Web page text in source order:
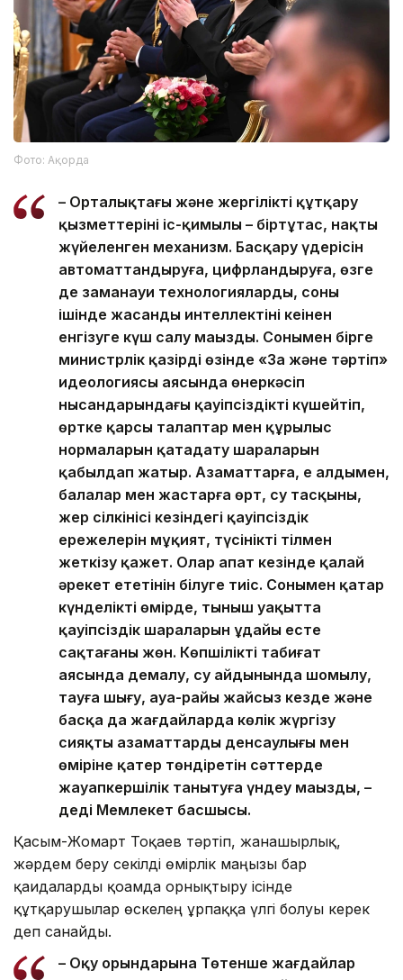
Фото: Ақорда
– Орталықтағы және жергілікті құтқару
қызметтерінің іс-қимылы – біртұтас, нақты
жүйеленген механизм. Басқару үдерісін
автоматтандыруға, цифрландыруға, өзге
де заманауи технологияларды, соның
ішінде жасанды интеллектіні кеңінен
енгізуге күш салу маңызды. Сонымен бірге
министрлік қазірдің өзінде «Заң және тәртіп»
идеологиясы аясында өнеркәсіп
нысандарындағы қауіпсіздікті күшейтіп,
өртке қарсы талаптар мен құрылыс
нормаларын қатаңдату шараларын
қабылдап жатыр. Азаматтарға, ең алдымен,
балалар мен жастарға өрт, су тасқыны,
жер сілкінісі кезіндегі қауіпсіздік
ережелерін мұқият, түсінікті тілмен
жеткізу қажет. Олар апат кезінде қалай
әрекет ететінін білуге тиіс. Сонымен қатар
күнделікті өмірде, тыныш уақытта
қауіпсіздік шараларын ұдайы есте
сақтағаны жөн. Көпшілікті табиғат
аясында демалу, су айдынында шомылу,
тауға шығу, ауа-райы жайсыз кезде және
басқа да жағдайларда көлік жүргізу
сияқты азаматтардың денсаулығы мен
өміріне қатер төндіретін сәттерде
жауапкершілік танытуға үндеу маңызды, –
деді Мемлекет басшысы.
Қасым-Жомарт Тоқаев тәртіп, жанашырлық,
жәрдем беру секілді өмірлік маңызы бар
қағидаларды қоғамда орнықтыру ісінде
құтқарушылар өскелең ұрпаққа үлгі болуы керек
деп санайды.
– Оқу орындарына Төтенше жағдайлар